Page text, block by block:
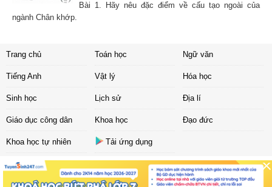
Bài 1. Hãy nêu đặc điểm về cấu tạo ngoài của
ngành Chân khớp.
Trang chủ Toán học Ngữ văn
Tiếng Anh Vật lý Hóa học
Sinh học Lịch sử Địa lí
Giáo dục công dân Khoa học Đạo đức
Khoa học tự nhiên Tải ứng dụng
Liên hệ|Chính sách
Copyright ©2017 Sachbaitap.com